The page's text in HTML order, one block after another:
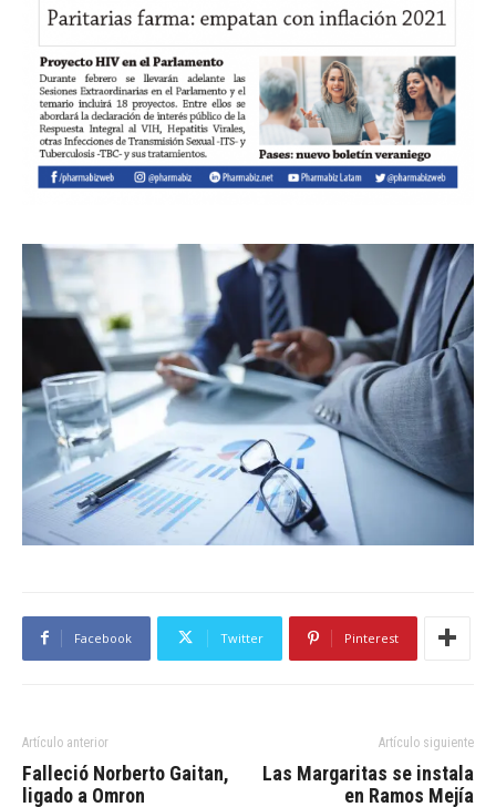
Facebook Twitter Pinterest
Artículo anterior
Falleció Norberto Gaitan,
ligado a Omron
Artículo siguiente
Las Margaritas se instala
en Ramos Mejía